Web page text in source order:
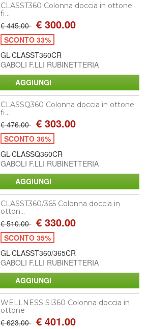
CLASST360 Colonna doccia in ottone
fi...
€ 445.00 € 300.00
SCONTO 33%
GL-CLASST360CR
GABOLI F.LLI RUBINETTERIA
CLASSQ360 Colonna doccia in ottone
fi...
€ 476.00 € 303.00
SCONTO 36%
GL-CLASSQ360CR
GABOLI F.LLI RUBINETTERIA
CLASST360/365 Colonna doccia in
otton...
€ 510.00 € 330.00
SCONTO 35%
GL-CLASST360/365CR
GABOLI F.LLI RUBINETTERIA
WELLNESS SI360 Colonna doccia in
ottone
€ 623.00 € 401.00